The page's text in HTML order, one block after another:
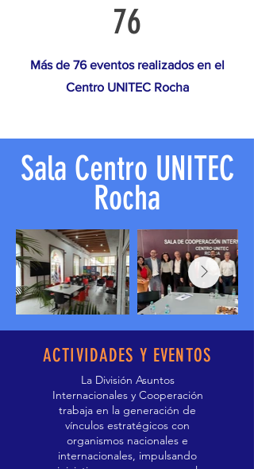
76
Más de 76 eventos realizados en el
Centro UNITEC Rocha
Sala Centro UNITEC
Rocha
ACTIVIDADES Y EVENTOS
La División Asuntos
Internacionales y Cooperación
trabaja en la generación de
vínculos estratégicos con
organismos nacionales e
internacionales, impulsando